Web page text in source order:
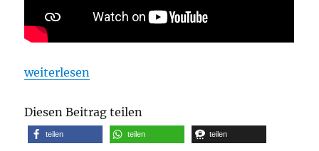
„Video: VIDEOBEWEIS! Merkel stürzte uns mit
weiterlesen
Diesen Beitrag teilen
teilen teilen teilen